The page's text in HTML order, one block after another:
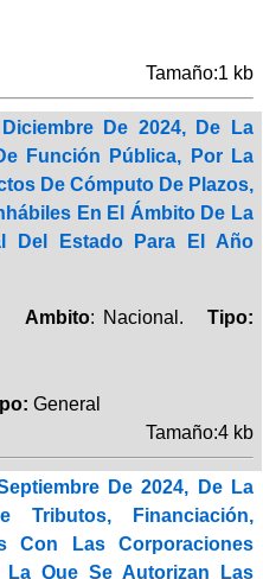
Tamaño:1 kb
De 2024, De La
Función Pública, Por La
De Cómputo De Plazos,
En El Ámbito De La
Del Estado Para El Año
Ambito: Nacional.Tipo:
General
Tamaño:4 kb
De 2024, De La
Tributos, Financiación,
Con Las Corporaciones
Que Se Autorizan Las